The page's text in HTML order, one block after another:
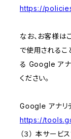
https://
なお、お客様は
で使用される
る Google アナ
ください。
Google アナリ
https://
（３） 本サー